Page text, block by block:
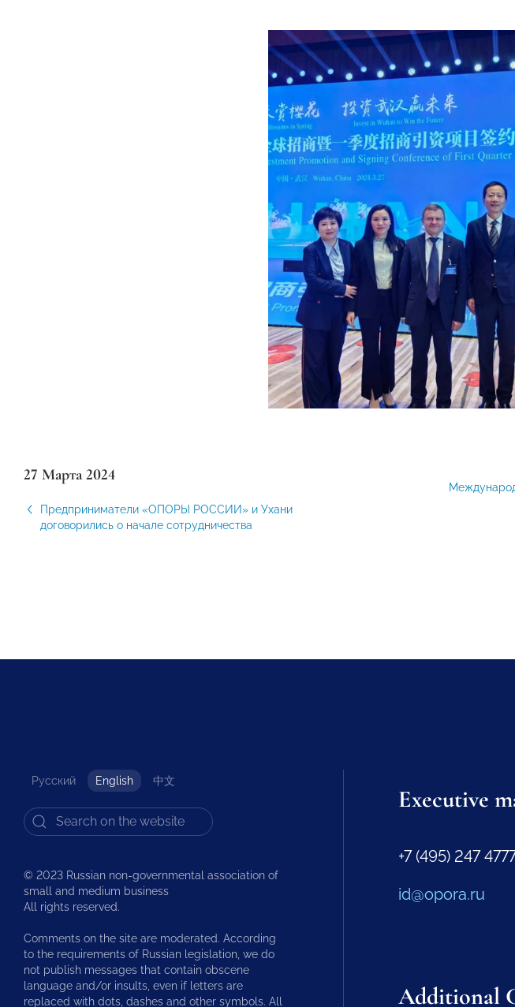
27 Марта 2024
Предприниматели «ОПОРЫ РОССИИ» и Ухани
договорились о начале сотрудничества
Русский English 中文
© 2023 Russian non-governmental association of
small and medium business
All rights reserved.
Comments on the site are moderated. According
to the requirements of Russian legislation, we do
not publish messages that contain obscene
language and/or insults, even if letters are
replaced with dots, dashes and other symbols. All
Executive
+7 (495) 247
id@opora.ru
Additional